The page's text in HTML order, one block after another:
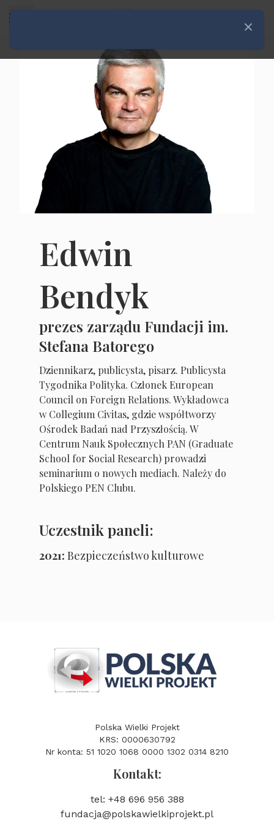
Edwin
Bendyk
prezes zarządu Fundacji im.
Stefana Batorego
Dziennikarz, publicysta, pisarz. Publicysta
Tygodnika Polityka. Członek European
Council on Foreign Relations. Wykładowca
w Collegium Civitas, gdzie współtworzy
Ośrodek Badań nad Przyszłością. W
Centrum Nauk Społecznych PAN (Graduate
School for Social Research) prowadzi
seminarium o nowych mediach. Należy do
Polskiego PEN Clubu.
Uczestnik paneli:
2021: Bezpieczeństwo kulturowe
Polska Wielki Projekt
KRS: 0000630792
Nr konta: 51 1020 1068 0000 1302 0314 8210
Kontakt:
tel: +48 696 956 388
fundacja@polskawielkiprojekt.pl
Zamknij